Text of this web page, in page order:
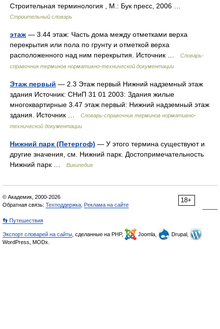
Строительная терминология , М.: Бук пресс, 2006 …
Строительный словарь
этаж — 3.44 этаж: Часть дома между отметками верха
перекрытия или пола по грунту и отметкой верха
расположенного над ним перекрытия. Источник …
Словарь-
справочник терминов нормативно-технической документации
Этаж первый — 2.3 Этаж первый Нижний надземный этаж
здания Источник: СНиП 31 01 2003: Здания жилые
многоквартирные 3.47 этаж первый: Нижний надземный этаж
здания. Источник …
Словарь-справочник терминов нормативно-
технической документации
Нижний парк (Петергоф) — У этого термина существуют и
другие значения, см. Нижний парк. Достопримечательность
Нижний парк …
Википедия
18+
© Академик, 2000-2026
Обратная связь: Техподдержка Реклама на сайте
👣 Путешествия
Экспорт словарей на сайты , сделанные на PHP, Joomla,
Drupal,
WordPress, MODx.